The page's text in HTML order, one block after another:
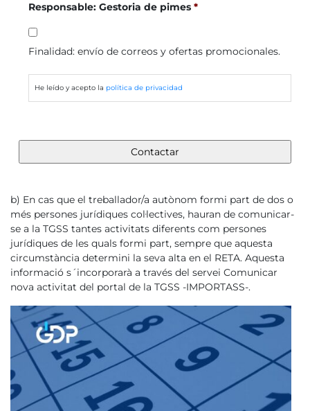
Responsable: Gestoria de pimes *
Finalidad: envío de correos y ofertas promocionales.
He leído y acepto la política de privacidad
b) En cas que el treballador/a autònom formi part de dos o
més persones jurídiques col·lectives, hauran de comunicar-
se a la TGSS tantes activitats diferents com persones
jurídiques de les quals formi part, sempre que aquesta
circumstància determini la seva alta en el RETA. Aquesta
informació s´incorporarà a través del servei Comunicar
nova activitat del portal de la TGSS -IMPORTASS-.